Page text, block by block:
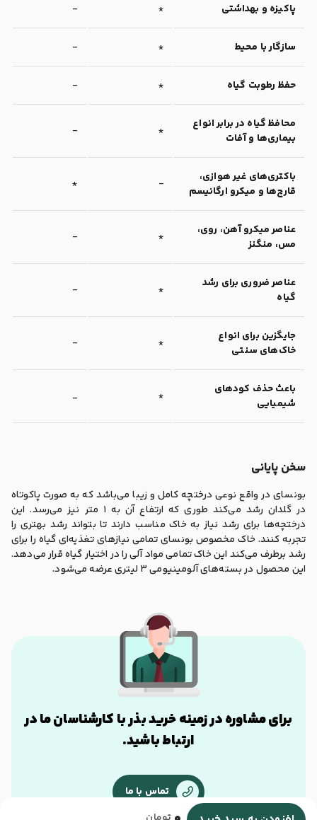
پاکیزه و بهداشتی *
-
سازگار با محیط *
-
حفظ رطوبت گیاه *
-
محافظ گیاه در برابر انواع
بیماری‌ها و آفات
*
-
باکتری‌های غیر هوازی،
قارچ‌ها و میکرو ارگانیسم
-
*
عناصر میکرو آهن، روی،
مس، منگنز
*
-
عناصر ضروری برای رشد
گیاه
*
-
جایگزین برای انواع
خاک‌های سنتی
*
-
باعث حذف کودهای
شیمیایی
*
_
سخن پایانی
بونسای در واقع نوعی درختچه کامل و زیبا می‌باشد که به صورت پاکوتاه
در گلدان رشد می‌کند طوری که ارتفاع آن به 1 متر نیز می‌رسد. این
درختچه‌ها برای رشد نیاز به خاک مناسب دارند تا بتواند رشد بهتری را
تجربه کنند. خاک مخصوص بونسای تمامی نیازهای تغذیه‌ای گیاه را برای
رشد برطرف می‌کند این خاک تمامی مواد آلی را در اختیار گیاه قرار می‌دهد.
این محصول در بسته‌های آلومینیومی 3 لیتری عرضه می‌شود.
برای مشاوره در زمینه خرید بذر با کارشناسان ما در
ارتباط باشید.
تماس با ما